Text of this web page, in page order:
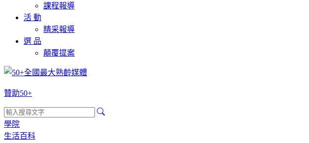
課程報導
活 動
精采報導
選 品
顛覆提案
贊助50+
學院
生活百科